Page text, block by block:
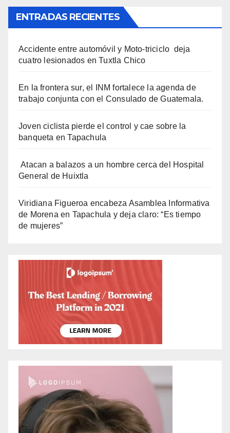
ENTRADAS RECIENTES
Accidente entre automóvil y Moto-triciclo deja
cuatro lesionados en Tuxtla Chico
En la frontera sur, el INM fortalece la agenda de
trabajo conjunta con el Consulado de Guatemala.
Joven ciclista pierde el control y cae sobre la
banqueta en Tapachula
Atacan a balazos a un hombre cerca del Hospital
General de Huixtla
Viridiana Figueroa encabeza Asamblea Informativa
de Morena en Tapachula y deja claro: “Es tiempo
de mujeres”